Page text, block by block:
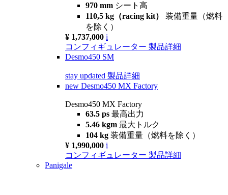
970 mm シート高
110,5 kg（racing kit） 装備重量（燃料
を除く）
¥ 1,737,000 i
コンフィギュレーター 製品詳細
Desmo450 SM
stay updated 製品詳細
new Desmo450 MX Factory
Desmo450 MX Factory
63.5 ps 最高出力
5.46 kgm 最大トルク
104 kg 装備重量（燃料を除く）
¥ 1,990,000 i
コンフィギュレーター 製品詳細
Panigale